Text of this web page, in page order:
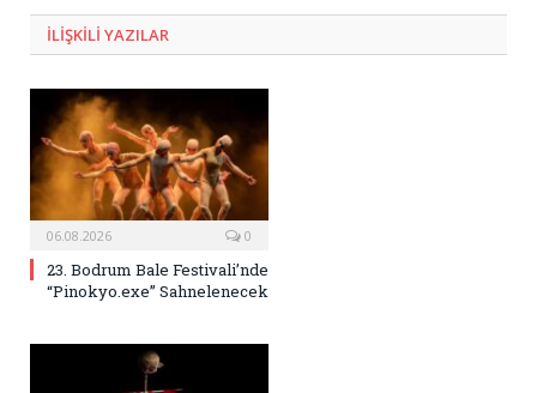
ILIŞKILI YAZILAR
06.08.2026 0
23. Bodrum Bale Festivali’nde
“Pinokyo.exe” Sahnelenecek